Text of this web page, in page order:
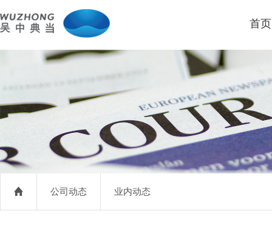
首页
公司动态 业内动态